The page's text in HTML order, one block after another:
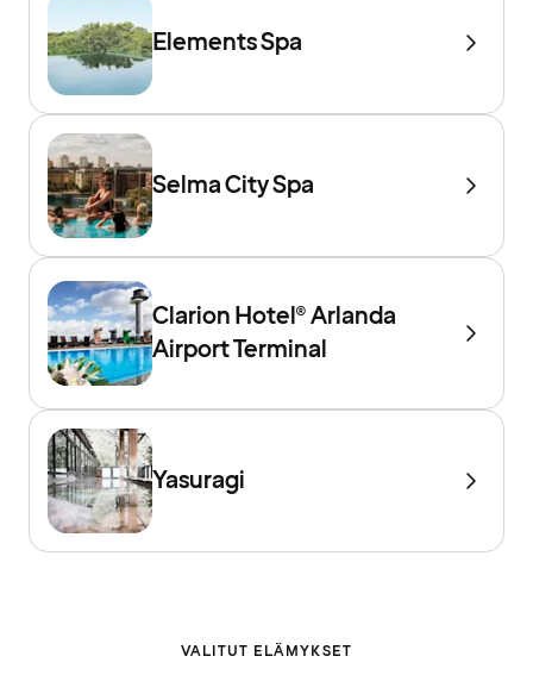
Elements Spa
Selma City Spa
Clarion Hotel® Arlanda
Airport Terminal
Yasuragi
VALITUT ELÄMYKSET